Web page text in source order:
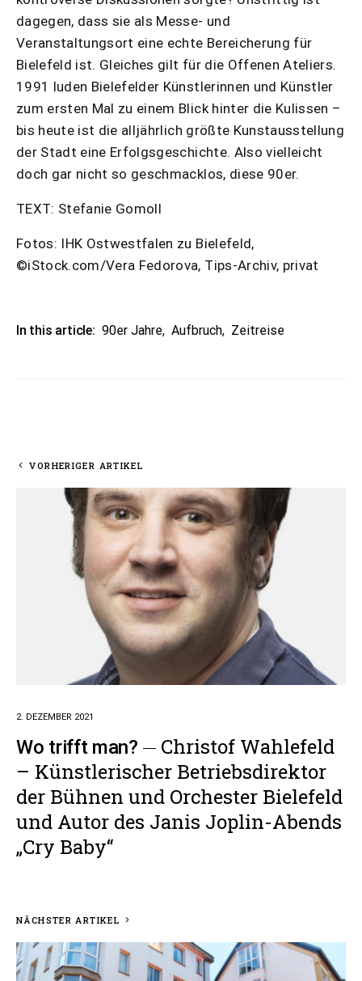
dagegen, dass sie als Messe- und
Veranstaltungsort eine echte Bereicherung für
Bielefeld ist. Gleiches gilt für die Offenen Ateliers.
1991 luden Bielefelder Künstlerinnen und Künstler
zum ersten Mal zu einem Blick hinter die Kulissen –
bis heute ist die alljährlich größte Kunstausstellung
der Stadt eine Erfolgsgeschichte. Also vielleicht
doch gar nicht so geschmacklos, diese 90er.
TEXT: Stefanie Gomoll
Fotos: IHK Ostwestfalen zu Bielefeld,
©iStock.com/Vera Fedorova, Tips-Archiv, privat
In this article: 90er Jahre, Aufbruch, Zeitreise
VORHERIGER ARTIKEL
2. DEZEMBER 2021
Wo trifft man?
Christof Wahlefeld
– Künstlerischer Betriebsdirektor
der Bühnen und Orchester Bielefeld
und Autor des Janis Joplin-Abends
„Cry Baby“
NÄCHSTER ARTIKEL